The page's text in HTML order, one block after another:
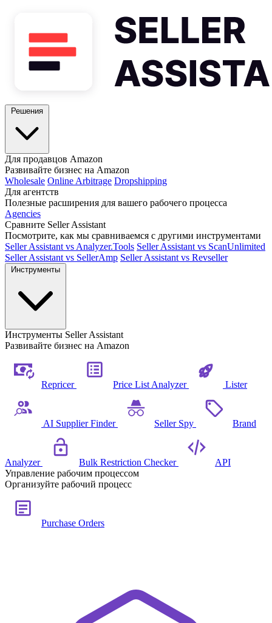
Для продавцов Amazon
Развивайте бизнес на Amazon
Wholesale Online Arbitrage Dropshipping
Для агентств
Полезные расширения для вашего рабочего процесса
Agencies
Сравните Seller Assistant
Посмотрите, как мы сравниваемся с другими инструментами
Seller Assistant vs Analyzer.Tools Seller Assistant vs ScanUnlimited
Seller Assistant vs SellerAmp Seller Assistant vs Revseller
Инструменты Seller Assistant
Развивайте бизнес на Amazon
Repricer Price List Analyzer Lister
AI Supplier Finder Seller Spy Brand
Analyzer Bulk Restriction Checker
API
Управление рабочим процессом
Организуйте рабочий процесс
Purchase Orders